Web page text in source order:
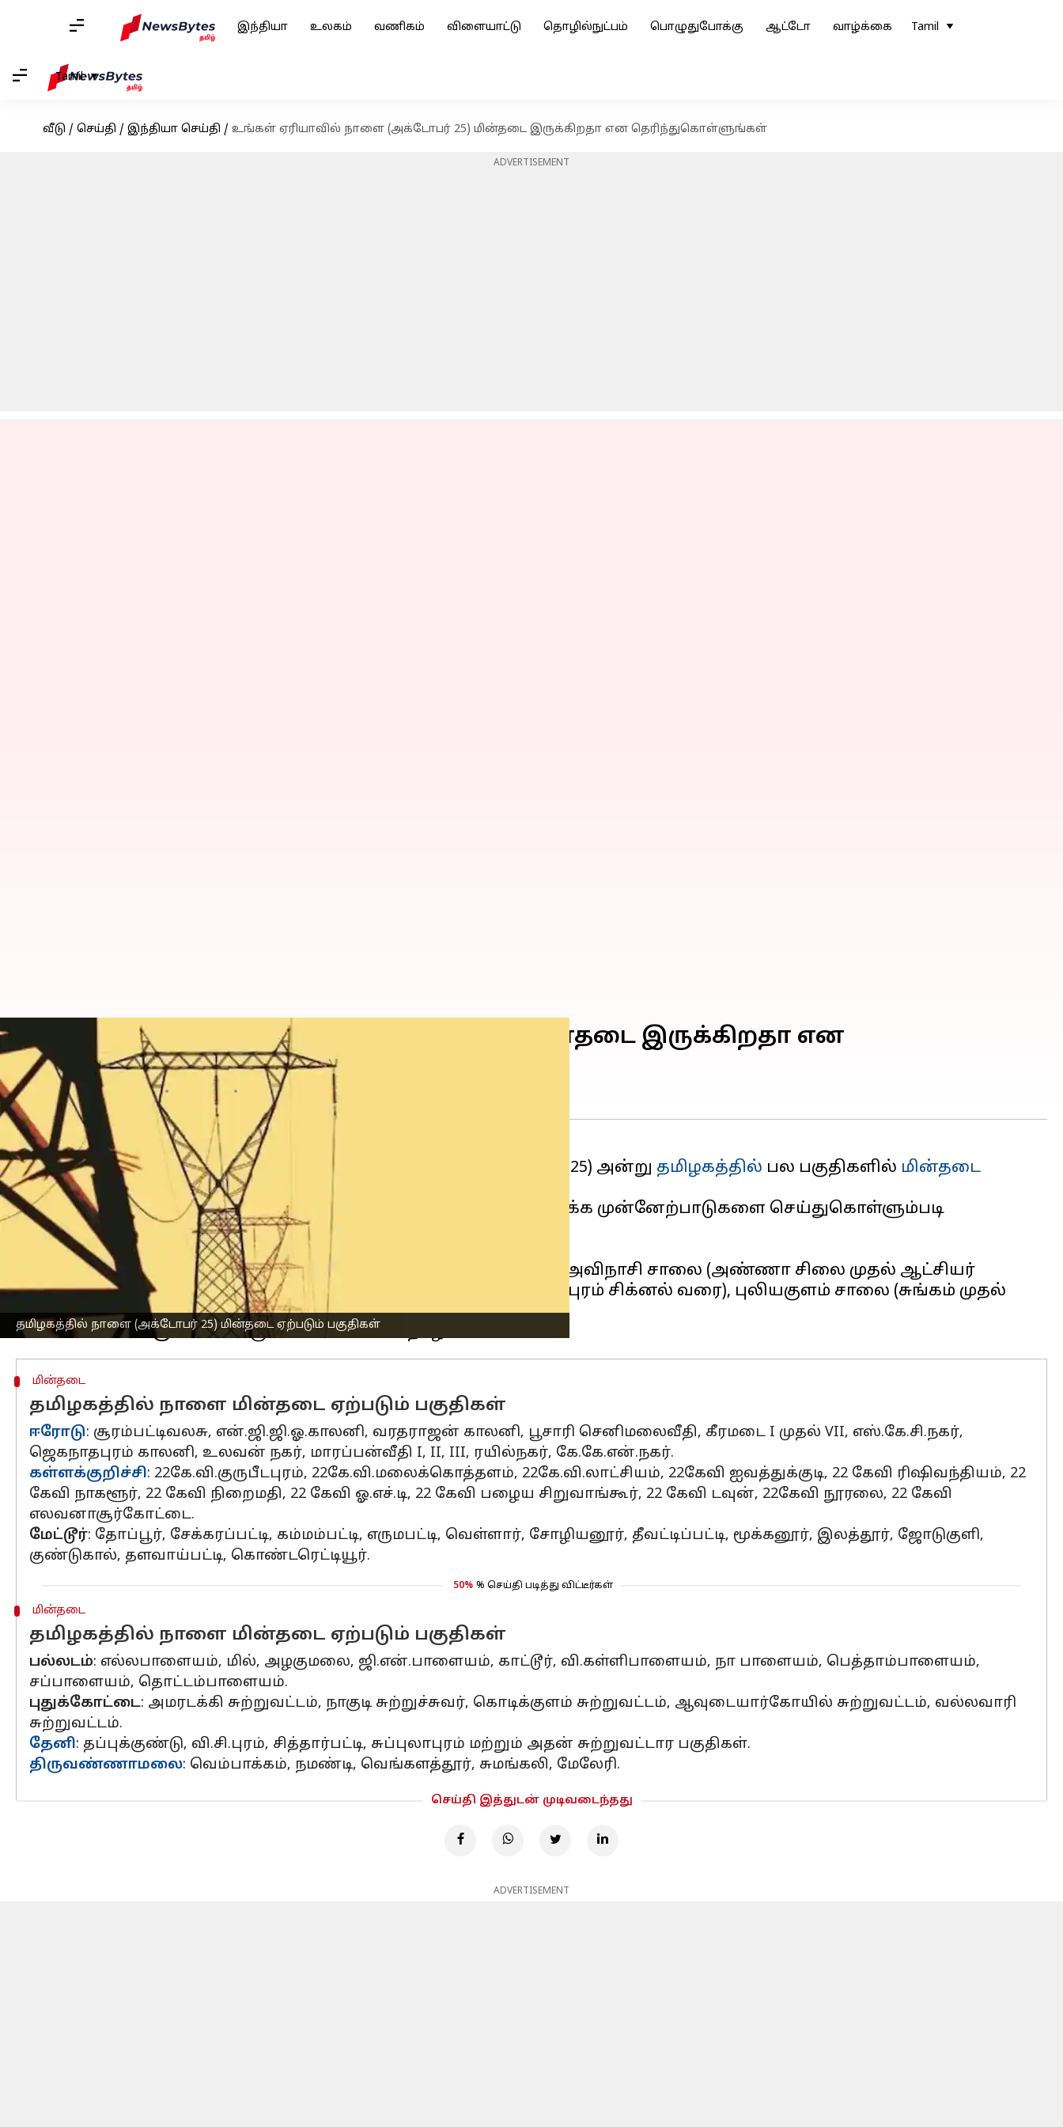
இந்தியா உலகம் வணிகம் விளையாட்டு தொழில்நுட்பம் பொழுதுபோக்கு ஆட்டோ வாழ்க்கை Tamil
Tamil
வீடு / செய்தி / இந்தியா செய்தி / உங்கள் ஏரியாவில் நாளை (அக்டோபர் 25) மின்தடை இருக்கிறதா என தெரிந்துகொள்ளுங்கள்
ADVERTISEMENT
தமிழகத்தில் நாளை (அக்டோபர் 25) மின்தடை ஏற்படும் பகுதிகள்
உங்கள் ஏரியாவில் நாளை (அக்டோபர் 25) மின்தடை இருக்கிறதா என
தெரிந்துகொள்ளுங்கள்
எழுதியவர் Sekar Chinnappan 12:28 pm
செய்தி முன்னோட்டம்
மின் பராமரிப்பு பணிகள் காரணமாக வெள்ளிக்கிழமை (அக்டோபர் 25) அன்று தமிழகத்தில் பல பகுதிகளில் மின்தடை
செய்யப்படுவதாக
தமிழ்நாடு
அதன்படி, நாளை மின்தடை ஏற்படும் பகுதிகளைச் சேர்ந்த மக்கள் தக்க முன்னேற்பாடுகளை செய்துகொள்ளும்படி
அறிவுறுத்தப்பட்டு உள்ளனர்.
கோவை மெட்ரோ
: தாமஸ் பூங்கா, காமராஜர் சாலை, ரேஸ்கோர்ஸ், அவிநாசி சாலை (அண்ணா சிலை முதல் ஆட்சியர்
அலுவலகம் வரை), திருச்சி சாலை (கண்ணன் துறை முதல் ராமநாதபுரம் சிக்னல் வரை), புலியகுளம் சாலை (சுங்கம் முதல்
சென்னை வடக்கு
மின்தடை
தமிழகத்தில் நாளை மின்தடை ஏற்படும் பகுதிகள்
ஈரோடு: சூரம்பட்டிவலசு, என்.ஜி.ஜி.ஓ.காலனி, வரதராஜன் காலனி, பூசாரி செனிமலைவீதி, கீரமடை I முதல் VII, எஸ்.கே.சி.நகர்,
ஜெகநாதபுரம் காலனி, உலவன் நகர், மாரப்பன்வீதி I, II, III, ரயில்நகர், கே.கே.என்.நகர்.
கள்ளக்குறிச்சி: 22கே.வி.குருபீடபுரம், 22கே.வி.மலைக்கொத்தளம், 22கே.வி.லாட்சியம், 22கேவி ஐவத்துக்குடி, 22 கேவி ரிஷிவந்தியம், 22
கேவி நாகளூர், 22 கேவி நிறைமதி, 22 கேவி ஓ.எச்.டி, 22 கேவி பழைய சிறுவாங்கூர், 22 கேவி டவுன், 22கேவி நூரலை, 22 கேவி
எலவனாசூர்கோட்டை.
மேட்டூர்: தோப்பூர், சேக்கரப்பட்டி, கம்மம்பட்டி, எருமபட்டி, வெள்ளார், சோழியனூர், தீவட்டிப்பட்டி, மூக்கனூர், இலத்தூர், ஜோடுகுளி,
குண்டுகால், தளவாய்பட்டி, கொண்டரெட்டியூர்.
50% % செய்தி படித்து விட்டீர்கள்
மின்தடை
தமிழகத்தில் நாளை மின்தடை ஏற்படும் பகுதிகள்
பல்லடம்: எல்லபாளையம், மில், அழகுமலை, ஜி.என்.பாளையம், காட்டூர், வி.கள்ளிபாளையம், நா பாளையம், பெத்தாம்பாளையம்,
சப்பாளையம், தொட்டம்பாளையம்.
புதுக்கோட்டை: அமரடக்கி சுற்றுவட்டம், நாகுடி சுற்றுச்சுவர், கொடிக்குளம் சுற்றுவட்டம், ஆவுடையார்கோயில் சுற்றுவட்டம், வல்லவாரி
சுற்றுவட்டம்.
தேனி: தப்புக்குண்டு, வி.சி.புரம், சித்தார்பட்டி, சுப்புலாபுரம் மற்றும் அதன் சுற்றுவட்டார பகுதிகள்.
திருவண்ணாமலை: வெம்பாக்கம், நமண்டி, வெங்களத்தூர், சுமங்கலி, மேலேரி.
செய்தி இத்துடன் முடிவடைந்தது
ADVERTISEMENT